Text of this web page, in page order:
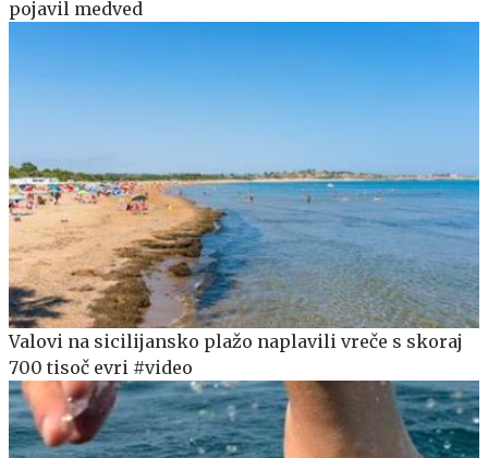
pojavil medved
Valovi na sicilijansko plažo naplavili vreče s skoraj
700 tisoč evri #video